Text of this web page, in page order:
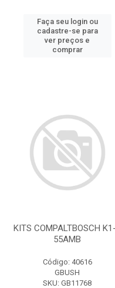
Faça seu login ou
cadastre-se para
ver preços e
comprar
KITS COMPALTBOSCH
55AMB
Código: 40616
GBUSH
SKU: GB11768